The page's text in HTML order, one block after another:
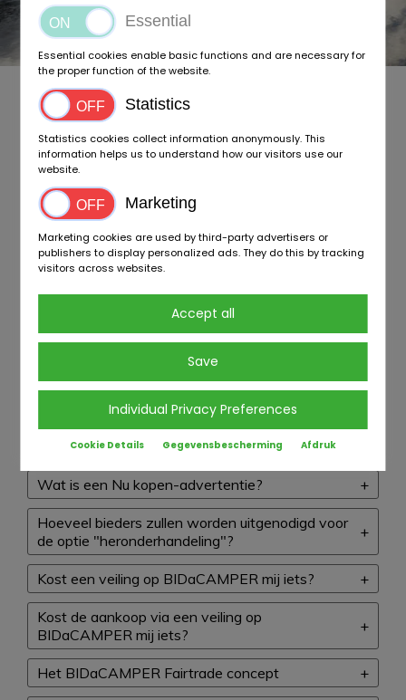
Is de registratie op BIDaCAMPER gratis?
Hoe lang duurt het om mijn account te
activeren?
Wat is er speciaal aan BIDaCAMPER voor
dealers?
Wat is er speciaal aan BIDaCAMPER voor
particulieren?
Aan welke eisen moet een voertuig voldoen
verkopen tegen het hoogste bod?
Wat is een dynamische vermelding?
Wat is een "Basement-advertentie"?
Wat is een Nu kopen-advertentie?
Hoeveel bieders zullen worden uitgenodigd voor
de optie "heronderhandeling"?
Kost een veiling op BIDaCAMPER mij iets?
Kost de aankoop via een veiling op
BIDaCAMPER mij iets?
Het BIDaCAMPER Fairtrade concept
Essential
Essential cookies enable basic functions and are necessary for
the proper function of the website.
Statistics
Statistics cookies collect information anonymously. This
information helps us to understand how our visitors use our
website.
Marketing
Marketing cookies are used by third-party advertisers or
publishers to display personalized ads. They do this by tracking
visitors across websites.
Accept all
Save
Individual Privacy Preferences
Cookie Details Gegevensbescherming Afdruk